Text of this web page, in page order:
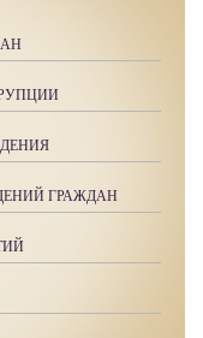
ГРАЖДАН